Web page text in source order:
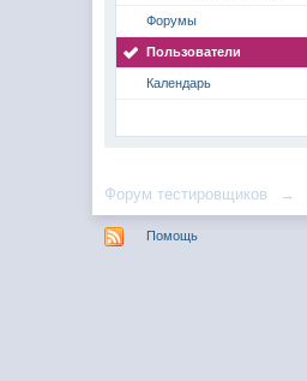
Форумы
Пользователи
Календарь
Форум тестировщиков →
Помощь